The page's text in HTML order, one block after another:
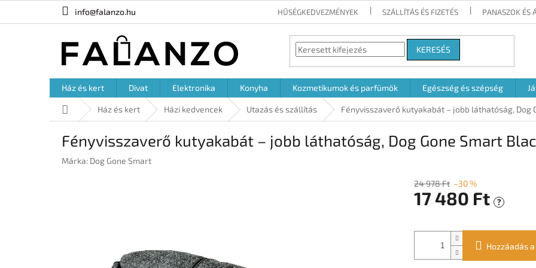
info@falanzo.hu HŰSÉGKEDVEZMÉNYEK SZÁLLÍTÁS ÉS FIZETÉS PANASZOK ÉS
KERESÉS
Ház és kert Divat Elektronika Konyha Kozmetikumok és parfümök Egészség és szépség
KezdőlapHáz és kert Házi kedvencek Utazás és szállítás Fényvisszaverő kutyakabát – jobb láthatóság, Dog
Fényvisszaverő kutyakabát – jobb láthatóság, Dog Gone Smart
Márka: Dog Gone Smart
24 978 Ft –30 %
17 480 Ft ?
Hozzáadás